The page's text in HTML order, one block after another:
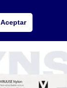
Aceptar